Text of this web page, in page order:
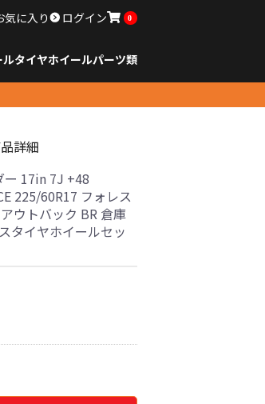
気に入り ログイン 0
ルタイヤホイールパーツ類
詳細
ー 17in 7J +48
225/60R17 フォレス
バック BR 倉庫
タイヤホイールセッ